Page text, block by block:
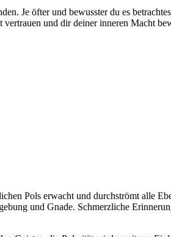
Je öfter und bewusster du es
und dir deiner inneren Macht
Pols erwacht und durchströmt alle
und Gnade. Schmerzliche